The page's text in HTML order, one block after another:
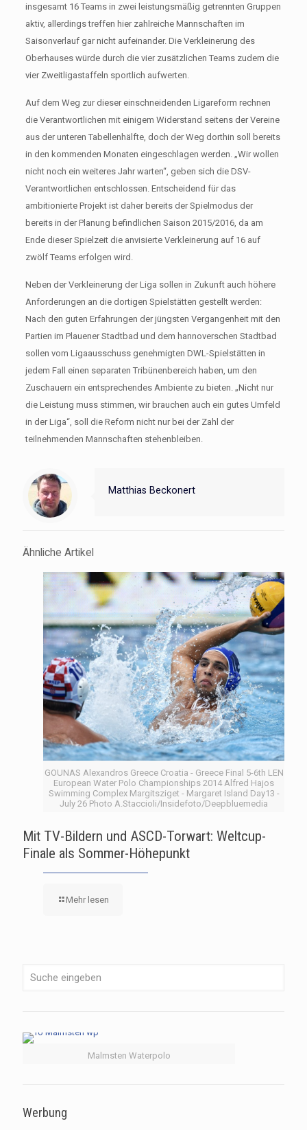
insgesamt 16 Teams in zwei leistungsmäßig getrennten Gruppen
aktiv, allerdings treffen hier zahlreiche Mannschaften im
Saisonverlauf gar nicht aufeinander. Die Verkleinerung des
Oberhauses würde durch die vier zusätzlichen Teams zudem die
vier Zweitligastaffeln sportlich aufwerten.
Auf dem Weg zur dieser einschneidenden Ligareform rechnen
die Verantwortlichen mit einigem Widerstand seitens der Vereine
aus der unteren Tabellenhälfte, doch der Weg dorthin soll bereits
in den kommenden Monaten eingeschlagen werden. „Wir wollen
nicht noch ein weiteres Jahr warten“, geben sich die DSV-
Verantwortlichen entschlossen. Entscheidend für das
ambitionierte Projekt ist daher bereits der Spielmodus der
bereits in der Planung befindlichen Saison 2015/2016, da am
Ende dieser Spielzeit die anvisierte Verkleinerung auf 16 auf
zwölf Teams erfolgen wird.
Neben der Verkleinerung der Liga sollen in Zukunft auch höhere
Anforderungen an die dortigen Spielstätten gestellt werden:
Nach den guten Erfahrungen der jüngsten Vergangenheit mit den
Partien im Plauener Stadtbad und dem hannoverschen Stadtbad
sollen vom Ligaausschuss genehmigten DWL-Spielstätten in
jedem Fall einen separaten Tribünenbereich haben, um den
Zuschauern ein entsprechendes Ambiente zu bieten. „Nicht nur
die Leistung muss stimmen, wir brauchen auch ein gutes Umfeld
in der Liga“, soll die Reform nicht nur bei der Zahl der
teilnehmenden Mannschaften stehenbleiben.
Matthias Beckonert
Ähnliche Artikel
GOUNAS Alexandros Greece Croatia - Greece Final 5-6th LEN
European Water Polo Championships 2014 Alfred Hajos
Swimming Complex Margitsziget - Margaret Island Day13 -
July 26 Photo A.Staccioli/Insidefoto/Deepbluemedia
Mit TV-Bildern und ASCD-Torwart: Weltcup-
Finale als Sommer-Höhepunkt
Mehr lesen
Malmsten Waterpolo
Werbung